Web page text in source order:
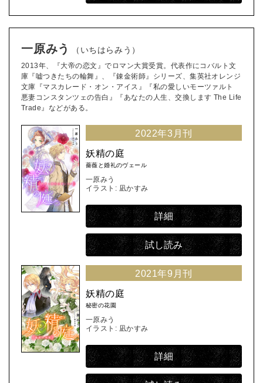
一原みう （いちはらみう）
2013年、『大帝の恋文』でロマン大賞受賞。代表作にコバルト文
庫『嘘つきたちの輪舞』、『錬金術師』シリーズ、集英社オレンジ
文庫『マスカレード・オン・アイス』『私の愛しいモーツァルト
悪妻コンスタンツェの告白』『あなたの人生、交換します The Life
Trade』などがある。
2022年3月刊
妖精の庭
薔薇と婚礼のヴェール
一原みう
イラスト: 凪かすみ
詳細
試し読み
2021年9月刊
妖精の庭
秘密の花園
一原みう
イラスト: 凪かすみ
詳細